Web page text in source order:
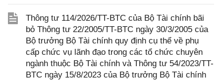
Thông tư 114/2026/TT-BTC của Bộ Tài chính bãi
bỏ Thông tư 22/2005/TT-BTC ngày 30/3/2005 của
Bộ trưởng Bộ Tài chính quy định cụ thể về phụ
cấp chức vụ lãnh đạo trong các tổ chức chuyên
ngành thuộc Bộ Tài chính và Thông tư 54/2023/TT-
BTC ngày 15/8/2023 của Bộ trưởng Bộ Tài chính